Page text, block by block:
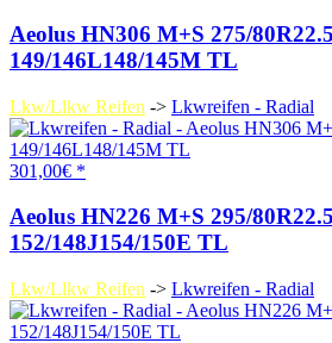
Aeolus HN306 M+S 275/
149/146L148/145M TL
Lkw/Llkw Reifen -> Lkwreifen - Radial
301,00€ *
Aeolus HN226 M+S 295/
152/148J154/150E TL
Lkw/Llkw Reifen -> Lkwreifen - Radial